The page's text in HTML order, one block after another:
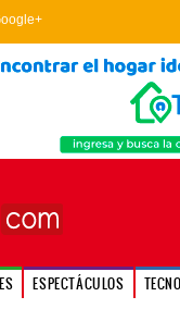
ESPECTÁCULOS